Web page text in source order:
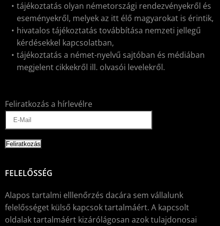
tájékoztatás olyan németországi rendezvényekről és
eseményekről, melyek az itt élő magyarokat is érintik,
hivatalos tájékoztatás továbbítása nemzeti jellegű
kérdésekkel kapcsolatban,
tájékoztatás a német-nyelvű sajtóban és médiában
megjelent cikkekről ill. olvasói levelekről.
Feliratkozás a hírlevélre
FELELŐSSÉG
Alapos tartalmi elllenőrzés dacára sem vállalunk
felelősséget külső kapcsok tartalmáért. A kapcsolt
oldalak tartalmáért kizárólágosan azok tulajdonosai